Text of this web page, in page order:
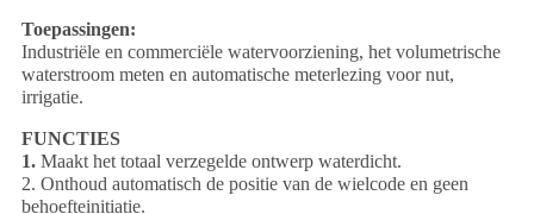
Toepassingen:
Industriële en commerciële watervoorziening, het volumetrische
waterstroom meten en automatische meterlezing voor nut,
irrigatie.
FUNCTIES
1. Maakt het totaal verzegelde ontwerp waterdicht.
2. Onthoud automatisch de positie van de wielcode en geen
behoefteinitiatie.